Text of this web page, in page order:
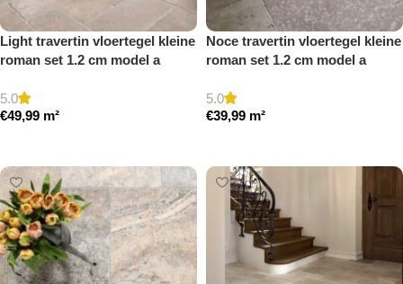
Light travertin vloertegel kleine
roman set 1.2 cm model a
5.0
€49,99 m²
Noce travertin vloertegel kleine
roman set 1.2 cm model a
5.0
€39,99 m²